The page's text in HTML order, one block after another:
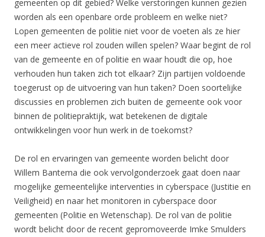
gemeenten op dit gebied? Welke verstoringen kunnen gezien
worden als een openbare orde probleem en welke niet?
Lopen gemeenten de politie niet voor de voeten als ze hier
een meer actieve rol zouden willen spelen? Waar begint de rol
van de gemeente en of politie en waar houdt die op, hoe
verhouden hun taken zich tot elkaar? Zijn partijen voldoende
toegerust op de uitvoering van hun taken? Doen soortelijke
discussies en problemen zich buiten de gemeente ook voor
binnen de politiepraktijk, wat betekenen de digitale
ontwikkelingen voor hun werk in de toekomst?
De rol en ervaringen van gemeente worden belicht door
Willem Bantema die ook vervolgonderzoek gaat doen naar
mogelijke gemeentelijke interventies in cyberspace (Justitie en
Veiligheid) en naar het monitoren in cyberspace door
gemeenten (Politie en Wetenschap). De rol van de politie
wordt belicht door de recent gepromoveerde Imke Smulders